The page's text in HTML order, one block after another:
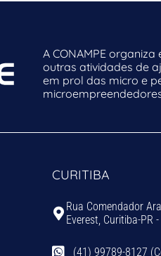
A CONAMPE
outras atividades de
em prol das micro e
CURITIBA
Rua Comendador
Everest, Curitiba-PR
(41) 99789-8127